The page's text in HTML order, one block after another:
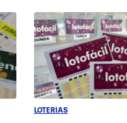
LOTERIAS